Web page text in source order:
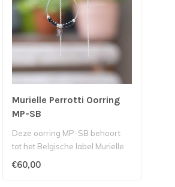
Murielle Perrotti Oorring
MP-SB
Deze oorring MP-SB behoort
tot het Belgische label Murielle
Perrotti...
€60,00